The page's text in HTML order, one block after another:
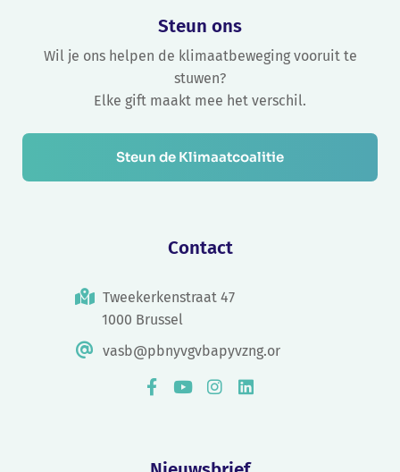
Steun ons
Wil je ons helpen de klimaatbeweging vooruit te
stuwen?
Elke gift maakt mee het verschil.
Steun de Klimaatcoalitie
Contact
Tweekerkenstraat 47
1000 Brussel
vasb@pbnyvgvbapyvzng.or